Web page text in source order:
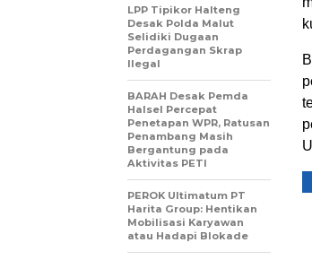
LPP Tipikor Halteng
Desak Polda Malut
Selidiki Dugaan
Perdagangan Skrap
Ilegal
BARAH Desak Pemda
Halsel Percepat
Penetapan WPR, Ratusan
Penambang Masih
Bergantung pada
Aktivitas PETI
PEROK Ultimatum PT
Harita Group: Hentikan
Mobilisasi Karyawan
atau Hadapi Blokade